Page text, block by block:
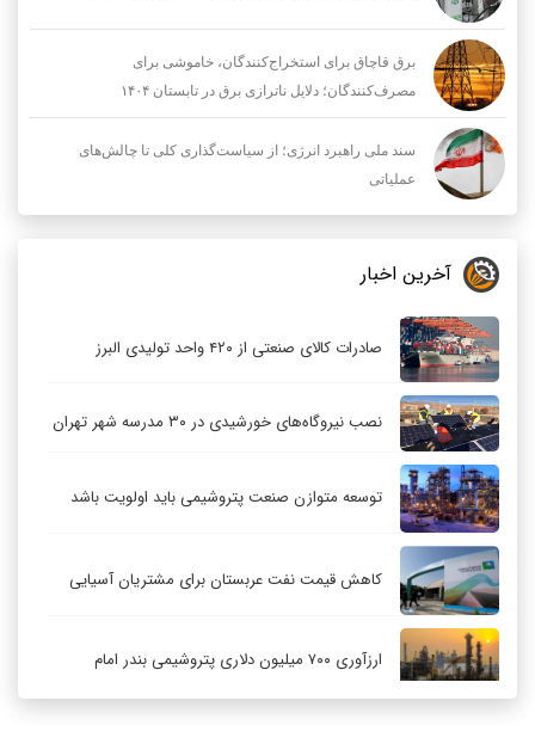
برق قاچاق برای استخراج‌کنندگان، خاموشی برای
مصرف‌کنندگان؛ دلایل ناترازی برق در تابستان ۱۴۰۴
سند ملی راهبرد انرژی؛ از سیاست‌گذاری کلی تا چالش‌های
عملیاتی
آخرین اخبار
صادرات کالای صنعتی از ۴۲۰ واحد تولیدی البرز
نصب نیروگاه‌های خورشیدی در ۳۰ مدرسه شهر تهران
توسعه متوازن صنعت پتروشیمی باید اولویت باشد
کاهش قیمت نفت عربستان برای مشتریان آسیایی
ارزآوری ۷۰۰ میلیون دلاری پتروشیمی بندر امام